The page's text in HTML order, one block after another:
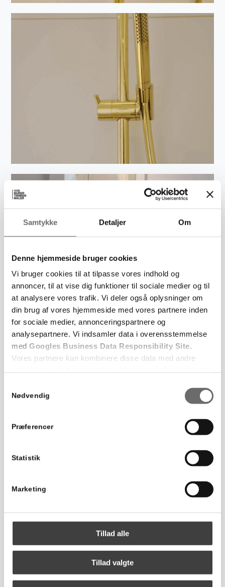
Samtykke Detaljer Om
Denne hjemmeside bruger cookies
Vi bruger cookies til at tilpasse vores indhold og
annoncer, til at vise dig funktioner til sociale medier og til
at analysere vores trafik. Vi deler også oplysninger om
din brug af vores hjemmeside med vores partnere inden
for sociale medier, annonceringspartnere og
analysepartnere. Vi indsamler data i overensstemmelse
med Googles Business Data Responsibility Site.
Vores partnere kan kombinere disse data med andre
Nødvendig
Præferencer
Statistik
Marketing
Tillad alle
Tillad valgte